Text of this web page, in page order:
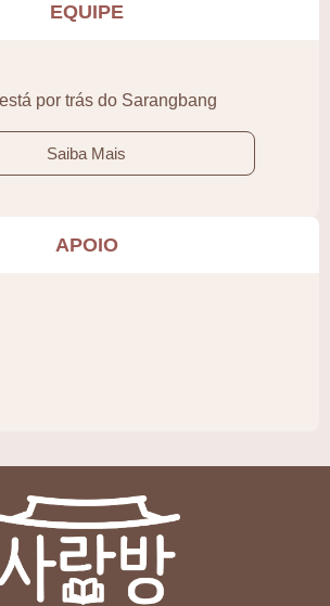
EQUIPE
por trás do Sarangbang
Saiba Mais
APOIO